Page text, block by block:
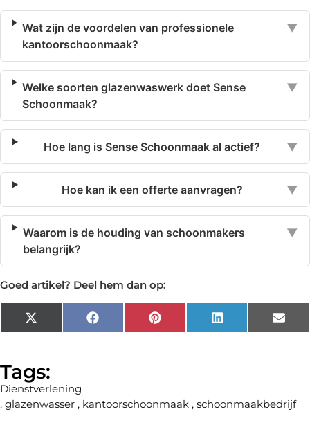
Wat zijn de voordelen van professionele
kantoorschoonmaak?
▼
Welke soorten glazenwaswerk doet Sense
Schoonmaak?
▼
Hoe lang is Sense Schoonmaak al actief? ▼
Hoe kan ik een offerte aanvragen? ▼
Waarom is de houding van schoonmakers
belangrijk?
▼
Goed artikel? Deel hem dan op:
X
(Twitter)
Facebook Pinterest LinkedIn
Tags:
Dienstverlening
, glazenwasser , kantoorschoonmaak , schoonmaakbedrijf